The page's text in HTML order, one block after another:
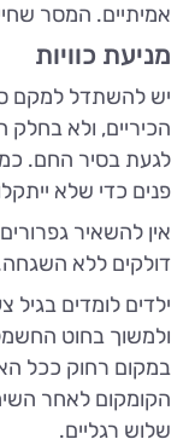
אמיתיים. המסר
מניעת כוויות
יש להשתדל למקם
הכיריים, ולא בחלק
לגעת בסיר החם.
פנים כדי שלא
אין להשאיר
דולקים ללא
ילדים לומדים בגיל
ולמשוך בחוט
במקום רחוק ככל
הקומקום לאחר
שלוש רגליים.